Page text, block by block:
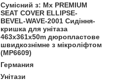
Сумісний з: Mx PREMIUM
SEAT COVER ELLIPSE-
BEVEL-WAVE-2001 Сидіння-
кришка для унітаза
463х361х50m дюропластове
швидкознімне з мікроліфтом
(MP6609)
Германия
Унітази